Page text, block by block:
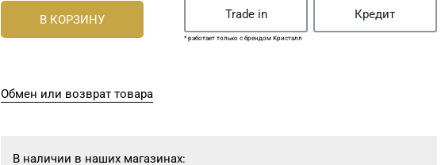
В КОРЗИНУ Trade in Кредит
* работает только с брендом Кристалл
Обмен или возврат товара
В наличии в наших магазинах: